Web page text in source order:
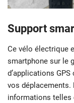
Support
Ce vélo électrique
smartphone sur le
d’applications
vos déplacements.
informations telles